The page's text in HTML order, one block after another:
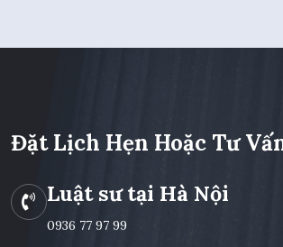
Đặt Lịch Hẹn Hoặc Tư
Luật sư tại Hà Nội
0936 77 97 99